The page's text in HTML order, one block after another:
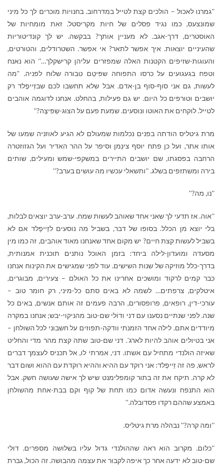
''גמרנו לאכול – הולכים קצת לטייל במדרחוב. בחנויות מוכרים לך כל מיני
שמונצעס, כמו נגיד פסלים של חיות מקריסטל. זאת מומחיות של
האוסטרים, דרך-אגב. לא מעניין אותך? בבקשה. יש לך קונדיטוריות
שהעיניים יוצאות. איך אפשר לתאר? אי אפשר. השטרודלים, והטורטים,
והעוגות-שזיפים הקטנות האלה שמפזרים עליהן קרישקלך…'' הוא נאנח
וטפח בגעגועים על כרסו התפוחה שפּיטַם טבורה שלוח לפניה. "מה
לעשות, גם אני סוף-סוף בן-אדם. אבל שלא תחשבו לכם שבזֵייפֶלד רק
יושבים וטורפים כל היום. יש גם פעילות, בהחלט. אנחנו לדוגמה אוהבים
לטייל. לוקחים את האוטו ונוסעים. שמעת פעם על הצוּג-שְפּיצֶה?''
מרת גיטליס הודתה בפנים נכלמות שמעולם לא הגיע לאוזניה שמעו של
אותו אתר, ועל כן פתח יוסף צינְמן וסיפר על ההר האדיר ועל הגזוזטרה
הרחבה בפסגתו, שם יושבים התיירים במשקפי-שמש ומעילים, שותים
בירה ומשתזפים בשלג. ''ותשאלי עכשיו מה עושים בערב?''
''נו, מה?''
''אוה. אז תדעי לך שאני אחד שאוהב לעשות שמח. ערב-ערב יוצאים לבלות,
בלי יוצא מן הכלל. בסופו של דבר, בשביל מה נוסעים לזֵייפֶלד אם לא
בשביל לעשות קצת חיים? יש מקום אחד שאנחנו מאוד אוהבים, זה כמו מין
מסעדה ומועדון-לילה ביחד: בזמן האוכל נותנים תוכנית אמנותית,
בדרך-כלל מוזיקה של שנות השישים. עוד לפני שמגישים את הקינוח אנחנו
כבר קמים לרקוד ומושכים אחרינו את כל האולם – צעירים, מבוגרים,
איטלקים, צרפתים… לשמה לא באים סתם כל-מיני, רק חומר טוב –
עורכי-דין, רופאים, פרופסורים, הרבה פעמים זה אותם אנשים, באים כל
שנה. לפני שנתיים נסענו עם דני ודוֹלי שם-טוב מהניקוי-יבש; אנחנו במקרה
מיודדים אתם. לילה אחד הזמנתי וודקה-תפוזים על חשבוני לכל השולחן –
אני בטיולים אוהב להיות לארג'. דני שם-טוב שתה קצת מהר מדי והחליט
שאיזה הולנדי מתחיל עם אשתו. דני, אמרתי לו, אל תכניס לעצמך דברים
לראש, פה זה זֵייפֶלד: אני רוקד עם ההיא וההיא רוקדת עם ההוא ושום דבר
לא קרה. תיקח את זה בתור קומפלימנט שיש לך אישה שעושה חשק. אבל
הוא התנפח ונעשה אדום כמו תחת של קוף וקם בבת-אחת מהשולחן
באמצע שההם רקדו פסדובלה.''
''ומה קרה?'' נבהלה מרת גיטליס.
''כלום. מקרוב הוא ראה שההולנדי גדול עליו בשלושה מספרים. דולי
שם-טוב לא ידעה אחר כך איפה לקבור את עצמה מהבושה. זה הכול, גברת